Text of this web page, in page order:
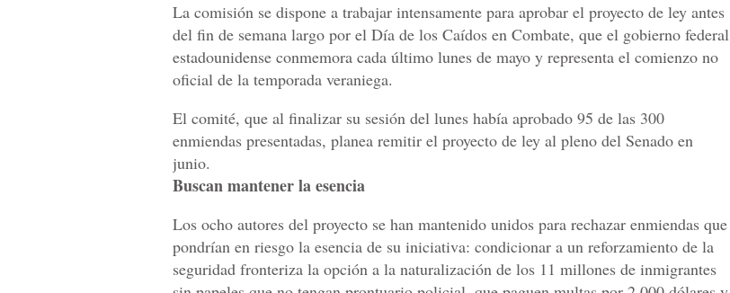
La comisión se dispone a trabajar intensamente para aprobar el proyecto de ley antes
del fin de semana largo por el Día de los Caídos en Combate, que el gobierno federal
estadounidense conmemora cada último lunes de mayo y representa el comienzo no
oficial de la temporada veraniega.
El comité, que al finalizar su sesión del lunes había aprobado 95 de las 300
enmiendas presentadas, planea remitir el proyecto de ley al pleno del Senado en
junio.
Buscan mantener la esencia
Los ocho autores del proyecto se han mantenido unidos para rechazar enmiendas que
pondrían en riesgo la esencia de su iniciativa: condicionar a un reforzamiento de la
seguridad fronteriza la opción a la naturalización de los 11 millones de inmigrantes